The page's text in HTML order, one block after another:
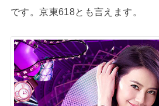
です。京東618とも言えます。